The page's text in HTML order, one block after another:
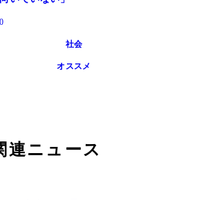
社会
オススメ
連ニュース